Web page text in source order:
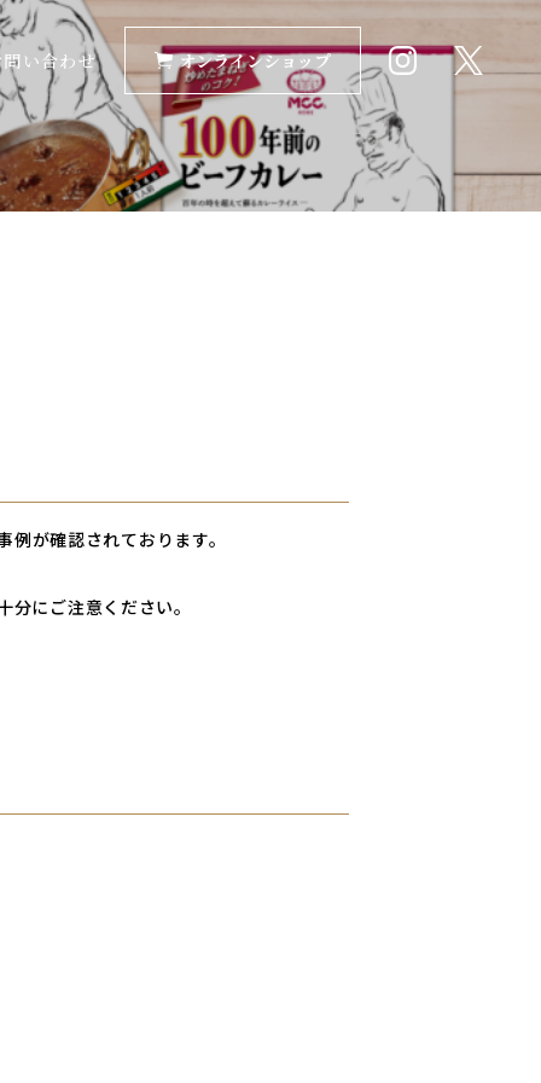
い合わせ オンラインショップ
が確認されております。
にご注意ください。